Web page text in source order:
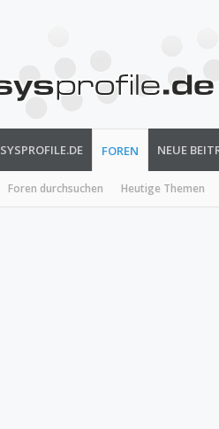
SYSPROFILE.DE FOREN
Foren durchsuchen Heutige Themen
NEUE